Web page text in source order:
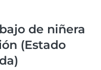
de niñera
(Estado